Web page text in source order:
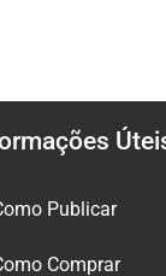
Publicar
Comprar